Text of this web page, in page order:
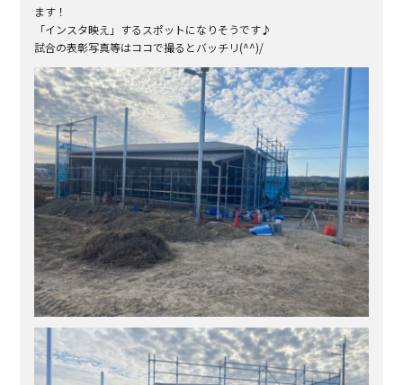
ます！
「インスタ映え」するスポットになりそうです♪
試合の表彰写真等はココで撮るとバッチリ(^^)/